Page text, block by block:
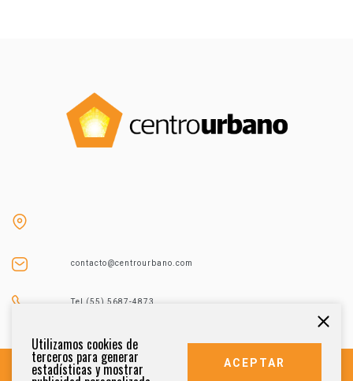
contacto@centrourbano.com
Tel (55) 5687-4873
Utilizamos cookies de
terceros para generar
estadísticas y mostrar ACEPTAR